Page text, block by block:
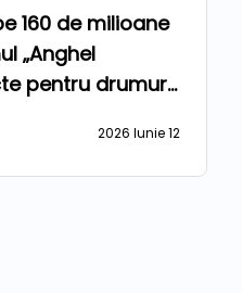
160 de milioane
„Anghel
pentru drumuri,
2026 Iunie 12